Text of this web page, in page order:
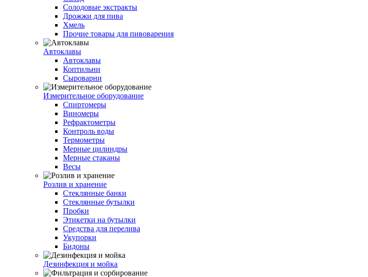
Солодовые экстракты
Дрожжи для пива
Хмель
Прочие товары для пивоварения
Автоклавы
Автоклавы
Коптильни
Сыроварни
Измерительное оборудование
Спиртомеры
Виномеры
Рефрактометры
Контроль воды
Термометры
Мерные цилиндры
Мерные стаканы
Весы
Розлив и хранение
Стеклянные банки
Стеклянные бутылки
Пробки
Этикетки на бутылки
Средства для перелива
Укупорки
Бидоны
Дезинфекция и мойка